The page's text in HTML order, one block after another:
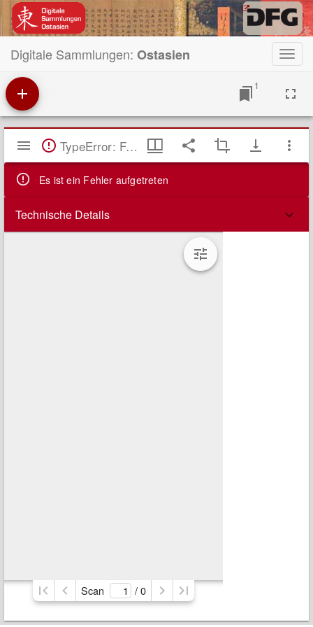
Digitale Sammlungen: Ostasien
1
Mirador
Viewer TypeError: Failed to fetch
Es ist ein Fehler aufgetreten
Technische Details
Scan / 0